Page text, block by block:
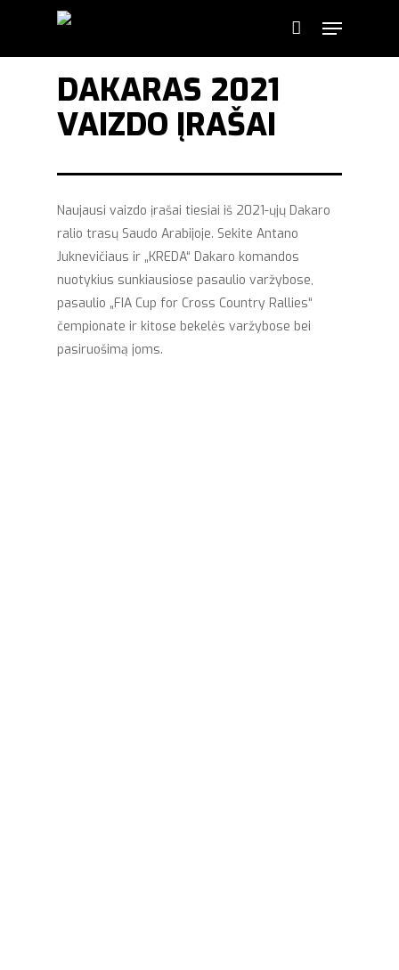
DAKARAS 2021
VAIZDO ĮRAŠAI
Naujausi vaizdo įrašai tiesiai iš 2021-ųjų Dakaro
ralio trasų Saudo Arabijoje. Sekite Antano
Juknevičiaus ir „KREDA“ Dakaro komandos
nuotykius sunkiausiose pasaulio varžybose,
pasaulio „FIA Cup for Cross Country Rallies“
čempionate ir kitose bekelės varžybose bei
pasiruošimą joms.